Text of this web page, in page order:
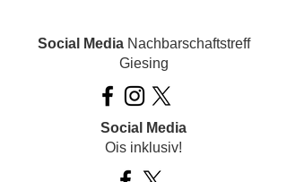
Social MediaNachbarschaftstreff
Giesing
Social Media
Ois inklusiv!